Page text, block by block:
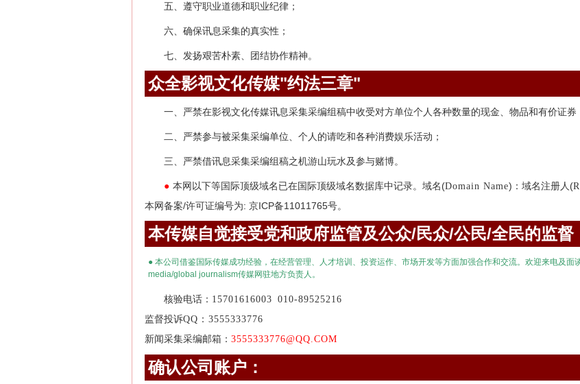
五、遵守职业道德和职业纪律；
六、确保讯息采集的真实性；
七、发扬艰苦朴素、团结协作精神。
众全影视文化传媒"约法三章"
一、严禁在影视文化传媒讯息采集采编组稿中收受对方单位个人各种数量的现金、物品和有价证券
二、严禁参与被采集采编单位、个人的请吃和各种消费娱乐活动；
三、严禁借讯息采集采编组稿之机游山玩水及参与赌博。
● 本网以下等国际顶级域名已在国际顶级域名数据库中记录。域名(Domain Name)：域名注册人(
本网备案/许可证编号为: 京ICP备11011765号。
本传媒自觉接受党和政府监管及公众/民众/公民/全民的监督
● 本公司借鉴国际传媒成功经验，在经营管理、人才培训、投资运作、市场开发等方面加强合作和交流。欢迎来电及面
media/global journalism传媒网驻地方负责人。
核验电话： 15701616003 010-89525216
监督投诉QQ：3555333776
新闻采集采编邮箱： 3555333776@QQ.COM
确认公司账户：